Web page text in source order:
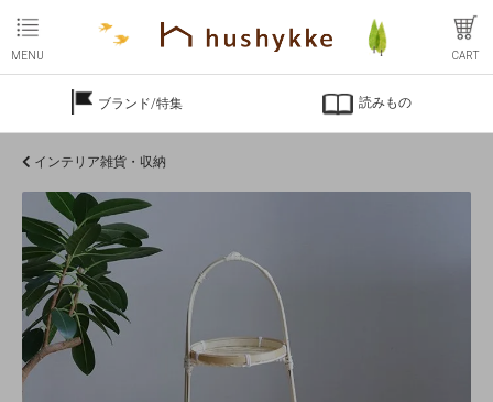
MENU CART
ブランド/特集 読みもの
インテリア雑貨・収納